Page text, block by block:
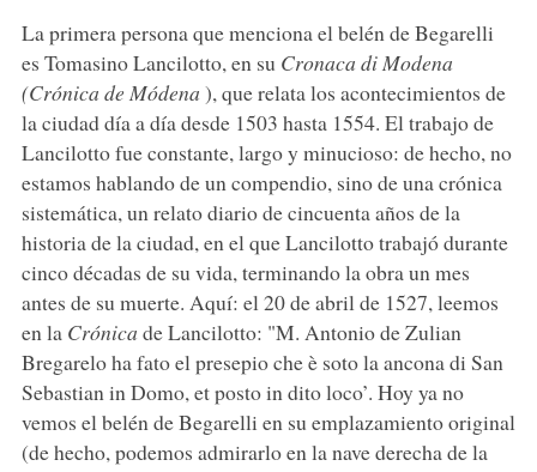
La primera persona que menciona el belén de Begarelli
es Tomasino Lancilotto, en su Cronaca di Modena
(Crónica de Módena ), que relata los acontecimientos de
la ciudad día a día desde 1503 hasta 1554. El trabajo de
Lancilotto fue constante, largo y minucioso: de hecho, no
estamos hablando de un compendio, sino de una crónica
sistemática, un relato diario de cincuenta años de la
historia de la ciudad, en el que Lancilotto trabajó durante
cinco décadas de su vida, terminando la obra un mes
antes de su muerte. Aquí: el 20 de abril de 1527, leemos
en la Crónica de Lancilotto: "M. Antonio de Zulian
Bregarelo ha fato el presepio che è soto la ancona di San
Sebastian in Domo, et posto in dito loco’. Hoy ya no
vemos el belén de Begarelli en su emplazamiento original
(de hecho, podemos admirarlo en la nave derecha de la